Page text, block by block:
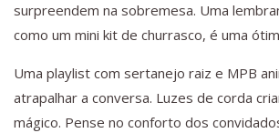
surpreendem na sobremesa. Uma
como um mini kit de churrasco, é uma
Uma playlist com sertanejo raiz e MPB
atrapalhar a conversa. Luzes de corda
mágico. Pense no conforto dos